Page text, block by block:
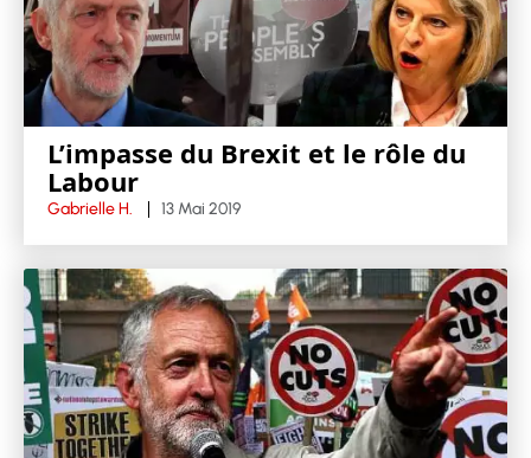
L’impasse du Brexit et le rôle du
Labour
Gabrielle H. 13 Mai 2019